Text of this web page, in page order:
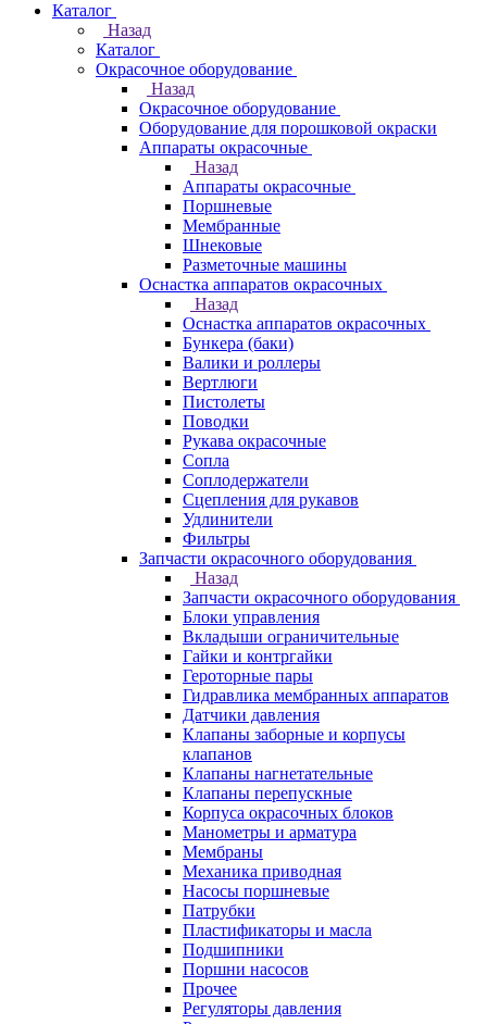
Каталог
Назад
Каталог
Окрасочное оборудование
Назад
Окрасочное оборудование
Оборудование для порошковой окраски
Аппараты окрасочные
Назад
Аппараты окрасочные
Поршневые
Мембранные
Шнековые
Разметочные машины
Оснастка аппаратов окрасочных
Назад
Оснастка аппаратов окрасочных
Бункера (баки)
Валики и роллеры
Вертлюги
Пистолеты
Поводки
Рукава окрасочные
Сопла
Соплодержатели
Сцепления для рукавов
Удлинители
Фильтры
Запчасти окрасочного оборудования
Назад
Запчасти окрасочного оборудования
Блоки управления
Вкладыши ограничительные
Гайки и контргайки
Героторные пары
Гидравлика мембранных аппаратов
Датчики давления
Клапаны заборные и корпусы
клапанов
Клапаны нагнетательные
Клапаны перепускные
Корпуса окрасочных блоков
Манометры и арматура
Мембраны
Механика приводная
Насосы поршневые
Патрубки
Пластификаторы и масла
Подшипники
Поршни насосов
Прочее
Регуляторы давления